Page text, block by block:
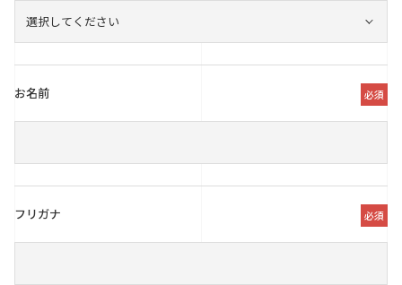
お名前 必須
フリガナ 必須